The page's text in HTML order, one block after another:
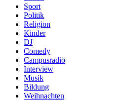
Sport
Politik
Religion
Kinder
DJ
Comedy
Campusradio
Interview
Musik
Bildung
Weihnachten